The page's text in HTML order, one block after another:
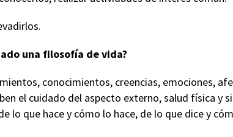
una filosofía de vida?
conocimientos, creencias, emociones,
el cuidado del aspecto externo, salud física y
lo que hace y cómo lo hace, de lo que dice y